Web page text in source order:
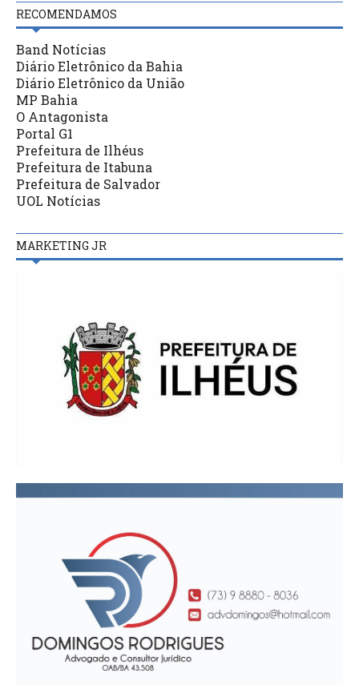
RECOMENDAMOS
Band Notícias
Diário Eletrônico da Bahia
Diário Eletrônico da União
MP Bahia
O Antagonista
Portal G1
Prefeitura de Ilhéus
Prefeitura de Itabuna
Prefeitura de Salvador
UOL Notícias
MARKETING JR